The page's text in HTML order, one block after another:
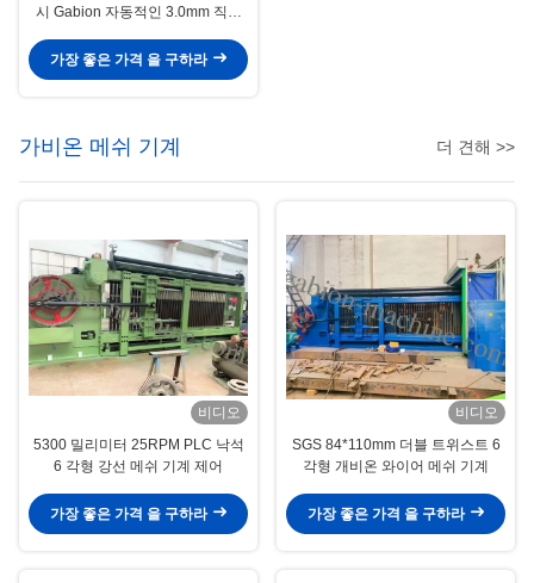
시 Gabion 자동적인 3.0mm 직류
가장 좋은 가격 을 구하라
가비온 메쉬 기계 더 견해 >>
비디오
5300 밀리미터 25RPM PLC 낙석
6 각형 강선 메쉬 기계 제어
가장 좋은 가격 을 구하라
비디오
SGS 84*110mm 더블 트위스트 6
각형 개비온 와이어 메쉬 기계
가장 좋은 가격 을 구하라